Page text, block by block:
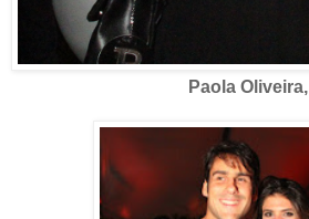
Paola Oliveira,